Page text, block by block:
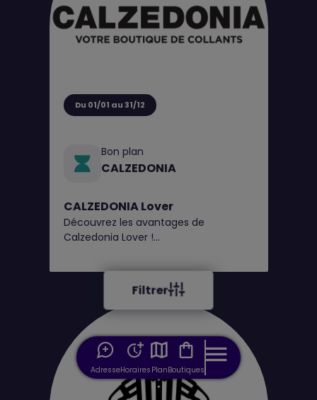
AdresseHoraires PlanBoutiques
Filtrer
Du 01/01 au 31/12
Bon plan
CALZEDONIA
CALZEDONIA Lover
Découvrez les avantages de
Calzedonia Lover !